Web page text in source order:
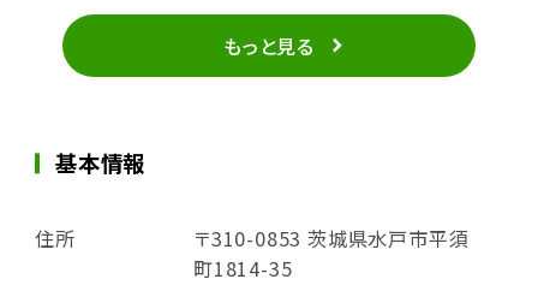
もっと見る
基本情報
住所
〒310-0853 茨城県水戸市平須
町1814-35